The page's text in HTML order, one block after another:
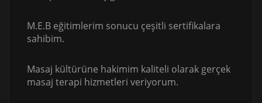
M.E.B eğitimlerim sonucu çeşitli sertifikalara
sahibim.
Masaj kültürüne hakimim kaliteli olarak gerçek
masaj terapi hizmetleri veriyorum.